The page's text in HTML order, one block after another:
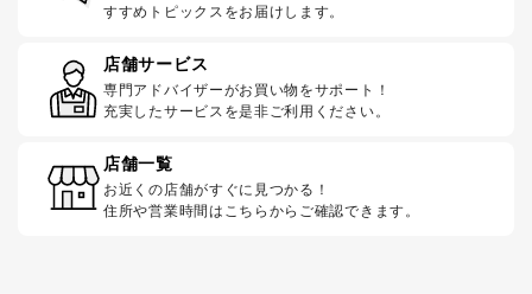
すすめトピックスをお届けします。
店舗サービス
専門アドバイザーがお買い物をサポート！
充実したサービスを是非ご利用ください。
店舗一覧
お近くの店舗がすぐに見つかる！
住所や営業時間はこちらからご確認できます。